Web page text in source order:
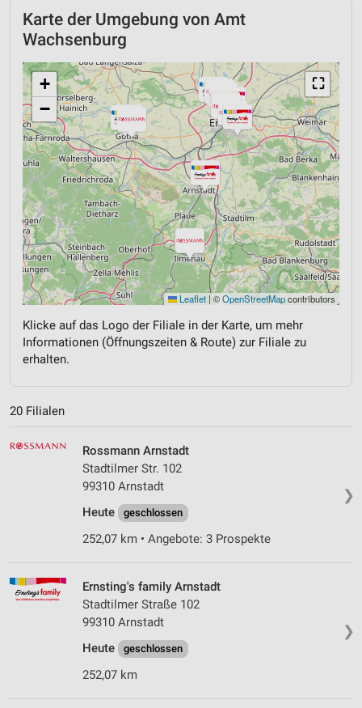
Karte der Umgebung von Amt
Wachsenburg
⛶
+
−
Leaflet | ©OpenStreetMapcontributors
Klicke auf das Logo der Filiale in der Karte, um mehr
Informationen (Öffnungszeiten & Route) zur Filiale zu
erhalten.
20 Filialen
❯
Rossmann Arnstadt
Stadtilmer Str. 102
99310 Arnstadt
Heute
geschlossen
252,07 km • Angebote: 3 Prospekte
❯
Ernsting's family Arnstadt
Stadtilmer Straße 102
99310 Arnstadt
Heute
geschlossen
252,07 km